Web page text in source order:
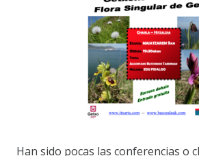
Han sido pocas las conferencias o